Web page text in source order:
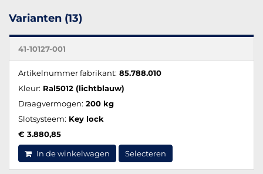
Varianten (13)
41-10127-001
Artikelnummer fabrikant: 85.788.010
Kleur: Ral5012 (lichtblauw)
Draagvermogen: 200 kg
Slotsysteem: Key lock
€ 3.880,85
In de winkelwagen Selecteren